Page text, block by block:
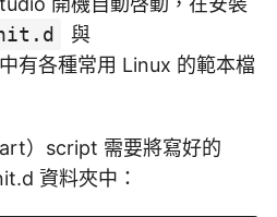
與
中有各種常用 Linux 的範本檔
）script 需要將寫好的
資料夾中：